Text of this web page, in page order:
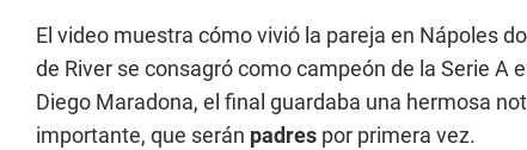
El video muestra cómo vivió la pareja en Nápoles
de River se consagró como campeón de la Serie
Diego Maradona, el final guardaba una hermosa
importante, que serán padres por primera vez.